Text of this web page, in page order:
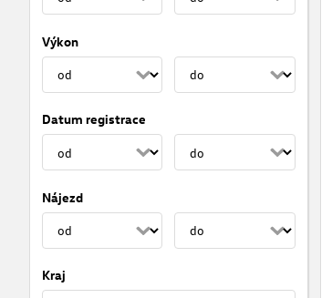
Výkon
Datum registrace
Nájezd
Kraj